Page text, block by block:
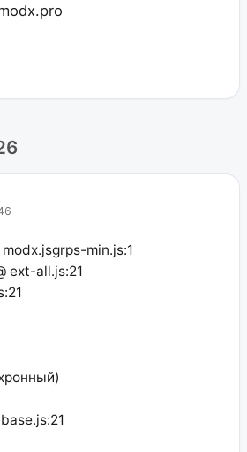
min.js:1
ext-all.js:21